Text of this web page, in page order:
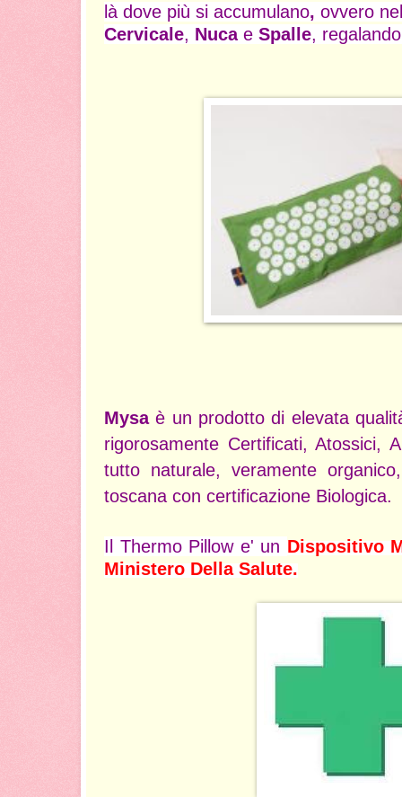
là dove più si accumulano, ovvero
Cervicale, Nuca e Spalle,
Mysaè un prodotto di elevata
rigorosamente Certificati, Atossici,
tutto naturale, veramente
toscana con certificazione Biologica.
Il Thermo Pillow e' un Dispositivo
Ministero Della Salute.